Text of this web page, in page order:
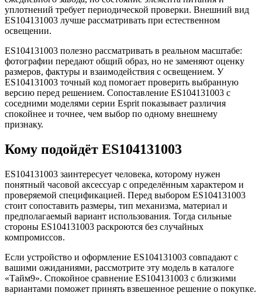
уплотнений требует периодической проверки. Внешний вид
ES104131003 лучше рассматривать при естественном
освещении.
ES104131003 полезно рассматривать в реальном масштабе:
фотографии передают общий образ, но не заменяют оценку
размеров, фактуры и взаимодействия с освещением. У
ES104131003 точный код помогает проверить выбранную
версию перед решением. Сопоставление ES104131003 с
соседними моделями серии Esprit показывает различия
спокойнее и точнее, чем выбор по одному внешнему
признаку.
Кому подойдёт ES104131003
ES104131003 заинтересует человека, которому нужен
понятный часовой аксессуар с определённым характером и
проверяемой спецификацией. Перед выбором ES104131003
стоит сопоставить размеры, тип механизма, материал и
предполагаемый вариант использования. Тогда сильные
стороны ES104131003 раскроются без случайных
компромиссов.
Если устройство и оформление ES104131003 совпадают с
вашими ожиданиями, рассмотрите эту модель в каталоге
«Тайм9». Спокойное сравнение ES104131003 с близкими
вариантами поможет принять взвешенное решение о покупке.